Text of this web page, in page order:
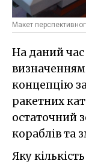
Макет
На даний
концепцію
ракетних
остаточний
кораблів та
Яку